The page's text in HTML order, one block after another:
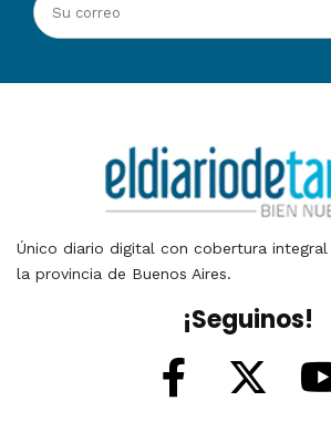
Único diario digital con cobertura
la provincia de Buenos Aires.
¡Seguinos!